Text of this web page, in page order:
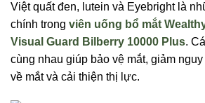
Việt quất đen, lutein và Eyebright là
chính trong viên uống bổ mắt
Visual Guard Bilberry 10000 Plus.
cùng nhau giúp bảo vệ mắt, giảm
về mắt và cải thiện thị lực.